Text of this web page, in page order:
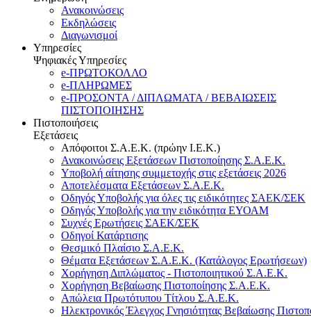
Ανακοινώσεις
Εκδηλώσεις
Διαγωνισμοί
Υπηρεσίες
Ψηφιακές Υπηρεσίες
e-ΠΡΩΤΟΚΟΛΛΟ
e-ΠΛΗΡΩΜΕΣ
e-ΠΡΟΣΟΝΤΑ / ΔΙΠΛΩΜΑΤΑ / ΒΕΒΑΙΩΣΕΙΣ
ΠΙΣΤΟΠΟΙΗΣΗΣ
Πιστοποιήσεις
Εξετάσεις
Απόφοιτοι Σ.Α.Ε.Κ. (πρώην Ι.Ε.Κ.)
Ανακοινώσεις Εξετάσεων Πιστοποίησης Σ.Α.Ε.Κ.
Υποβολή αίτησης συμμετοχής στις εξετάσεις 2026
Αποτελέσματα Εξετάσεων Σ.Α.Ε.Κ.
Οδηγός Υποβολής για όλες τις ειδικότητες ΣΑΕΚ/ΣΕΚ
Οδηγός Υποβολής για την ειδικότητα ΕΥΟΑΜ
Συχνές Ερωτήσεις ΣΑΕΚ/ΣΕΚ
Οδηγοί Κατάρτισης
Θεσμικό Πλαίσιο Σ.Α.Ε.Κ.
Θέματα Εξετάσεων Σ.Α.Ε.Κ. (Κατάλογος Ερωτήσεων)
Χορήγηση Διπλώματος - Πιστοποιητικού Σ.Α.Ε.Κ.
Χορήγηση Βεβαίωσης Πιστοποίησης Σ.Α.Ε.Κ.
Απώλεια Πρωτότυπου Τίτλου Σ.Α.Ε.Κ.
Ηλεκτρονικός Έλεγχος Γνησιότητας Βεβαίωσης